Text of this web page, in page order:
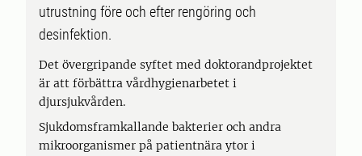
utrustning före och efter rengöring och
desinfektion.
Det övergripande syftet med doktorandprojektet
är att förbättra vårdhygienarbetet i
djursjukvården.
Sjukdomsframkallande bakterier och andra
mikroorganismer på patientnära ytor i